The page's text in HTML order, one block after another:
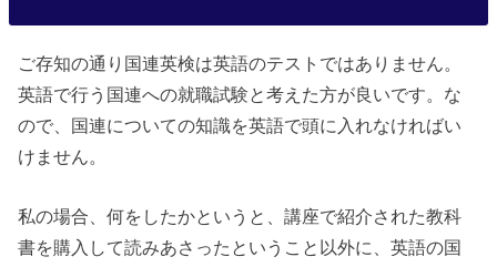
ご存知の通り国連英検は英語のテストではありません。
英語で行う国連への就職試験と考えた方が良いです。な
ので、国連についての知識を英語で頭に入れなければい
けません。
私の場合、何をしたかというと、講座で紹介された教科
書を購入して読みあさったということ以外に、英語の国